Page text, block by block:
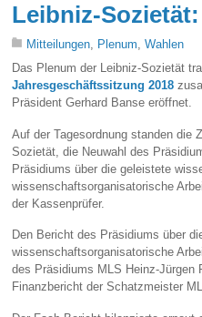
Leibniz-
Mitteilungen, Plenum,Wahlen
Das Plenum der Leibniz-Sozietät
Jahresgeschäftssitzung 2018
Präsident Gerhard Banse eröffnet.
Auf der Tagesordnung standen die
Sozietät, die Neuwahl des
Präsidiums über die geleistete
wissenschaftsorganisatorische
der Kassenprüfer.
Den Bericht des Präsidiums über
wissenschaftsorganisatorische
des Präsidiums MLS Heinz-Jürgen
Finanzbericht der Schatzmeister